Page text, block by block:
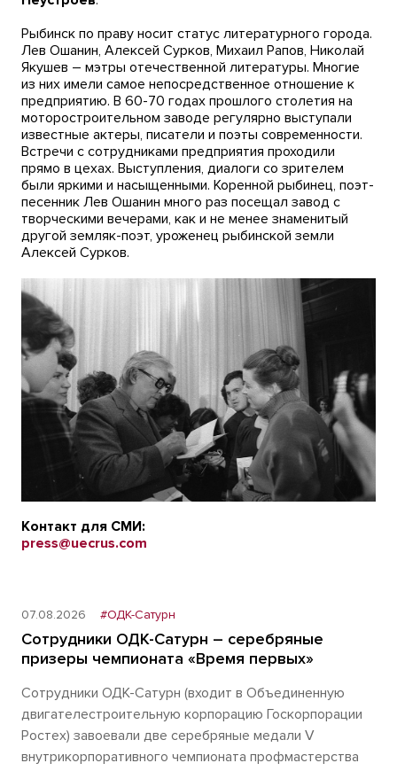
Рыбинск по праву носит статус литературного города.
Лев Ошанин, Алексей Сурков, Михаил Рапов, Николай
Якушев – мэтры отечественной литературы. Многие
из них имели самое непосредственное отношение к
предприятию. В 60-70 годах прошлого столетия на
моторостроительном заводе регулярно выступали
известные актеры, писатели и поэты современности.
Встречи с сотрудниками предприятия проходили
прямо в цехах. Выступления, диалоги со зрителем
были яркими и насыщенными. Коренной рыбинец, поэт-
песенник Лев Ошанин много раз посещал завод с
творческими вечерами, как и не менее знаменитый
другой земляк-поэт, уроженец рыбинской земли
Алексей Сурков.
Контакт для СМИ:
press@uecrus.com
07.08.2026 #ОДК-Сатурн
Сотрудники ОДК-Сатурн – серебряные
призеры чемпионата «Время первых»
Сотрудники ОДК-Сатурн (входит в Объединенную
двигателестроительную корпорацию Госкорпорации
Ростех) завоевали две серебряные медали V
внутрикорпоративного чемпионата профмастерства